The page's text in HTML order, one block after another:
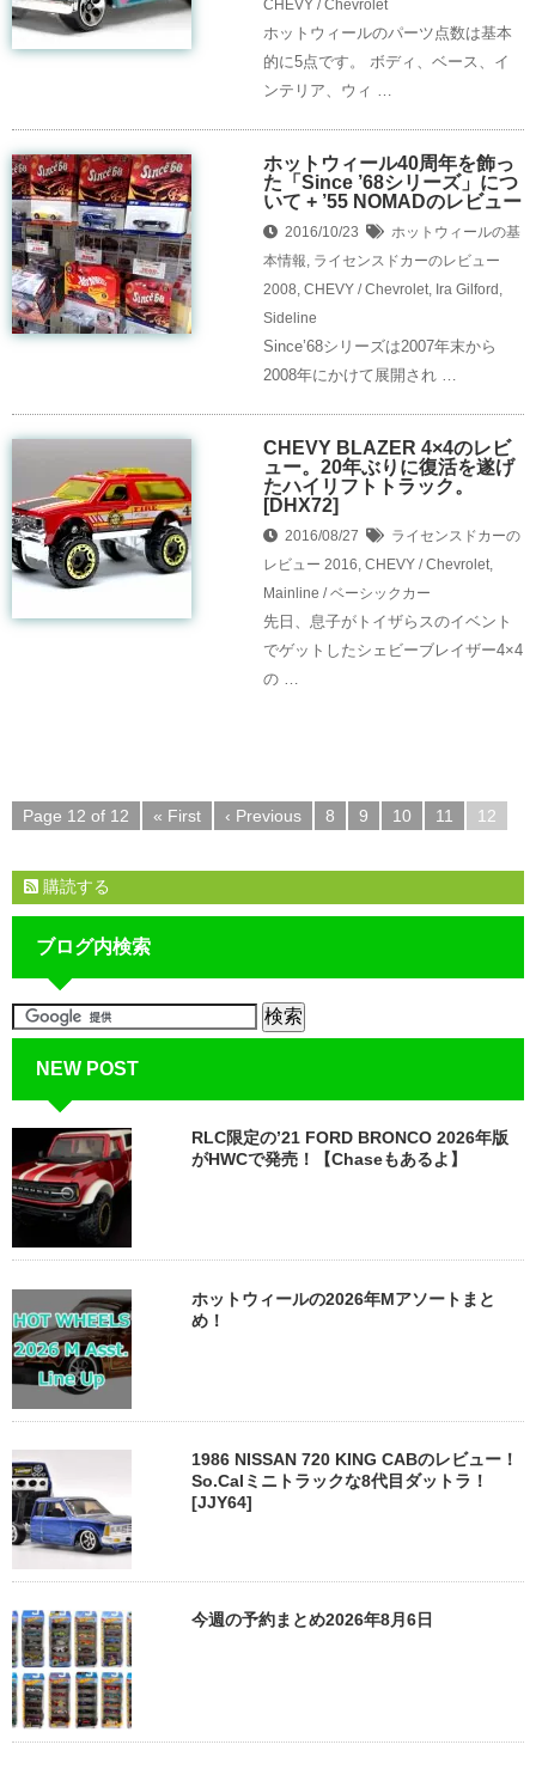
CHEVY / Chevrolet
ホットウィールのパーツ点数は基本
的に5点です。 ボディ、ベース、イ
ンテリア、ウィ …
ホットウィール40周年を飾っ
た「Since ’68シリーズ」につ
いて + ’55 NOMADのレビュー
2016/10/23
ホットウィールの基
本情報, ライセンスドカーのレビュー
2008, CHEVY / Chevrolet, Ira Gilford ,
Sideline
Since’68シリーズは2007年末から
2008年にかけて展開され …
CHEVY BLAZER 4×4のレビ
ュー。20年ぶりに復活を遂げ
たハイリフトトラック。
[DHX72]
2016/08/27
ライセンスドカーの
レビュー 2016, CHEVY / Chevrolet,
Mainline / ベーシックカー
先日、息子がトイザらスのイベント
でゲットしたシェビーブレイザー4×4
の …
Page 12 of 12 « First ‹ Previous 8 9 10 11 12
購読する
ブログ内検索
NEW POST
RLC限定の’21 FORD BRONCO 2026年版
がHWCで発売！【Chaseもあるよ】
ホットウィールの2026年Mアソートまと
め！
1986 NISSAN 720 KING CABのレビュー！
So.Calミニトラックな8代目ダットラ！
[JJY64]
今週の予約まとめ2026年8月6日